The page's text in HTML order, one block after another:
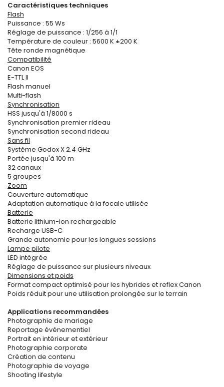
Caractéristiques techniques
Flash
Puissance : 55 Ws
Réglage de puissance : 1/256 à 1/1
Température de couleur : 5600 K ±200 K
Tête ronde magnétique
Compatibilité
Canon EOS
E-TTL II
Flash manuel
Multi-flash
Synchronisation
HSS jusqu'à 1/8000 s
Synchronisation premier rideau
Synchronisation second rideau
Sans fil
Système Godox X 2.4 GHz
Portée jusqu'à 100 m
32 canaux
5 groupes
Zoom
Couverture automatique
Adaptation automatique à la focale utilisée
Batterie
Batterie lithium-ion rechargeable
Recharge USB-C
Grande autonomie pour les longues sessions
Lampe pilote
LED intégrée
Réglage de puissance sur plusieurs niveaux
Dimensions et poids
Format compact optimisé pour les hybrides et reflex Canon
Poids réduit pour une utilisation prolongée sur le terrain
Applications recommandées
Photographie de mariage
Reportage événementiel
Portrait en intérieur et extérieur
Photographie corporate
Création de contenu
Photographie de voyage
Shooting lifestyle